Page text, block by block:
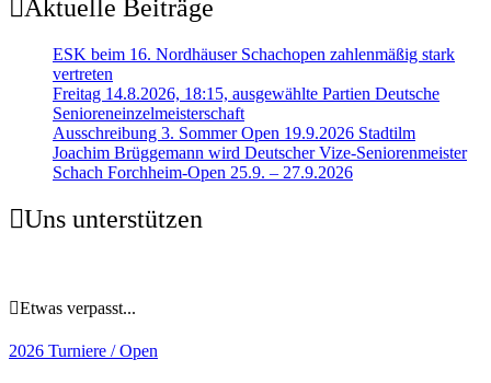
Aktuelle Beiträge
ESK beim 16. Nordhäuser Schachopen zahlenmäßig stark
vertreten
Freitag 14.8.2026, 18:15, ausgewählte Partien Deutsche
Senioreneinzelmeisterschaft
Ausschreibung 3. Sommer Open 19.9.2026 Stadtilm
Joachim Brüggemann wird Deutscher Vize-Seniorenmeister
Schach Forchheim-Open 25.9. – 27.9.2026
Uns unterstützen
Etwas verpasst...
2026 Turniere / Open